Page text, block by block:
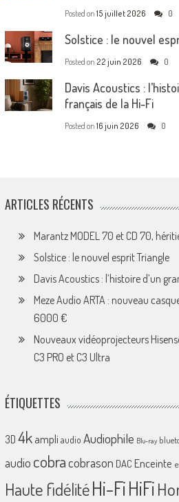
Posted on 15 juillet 2026 0
Solstice : le nouvel
Posted on 22 juin 2026 0
Davis Acoustics :
français de la Hi-Fi
Posted on 16 juin 2026 0
ARTICLES RÉCENTS
Marantz MODEL 70 et CD 70,
Solstice : le nouvel esprit Triangle
Davis Acoustics : l’histoire d’un
Meze Audio ARTA : nouveau
6000 €
Nouveaux vidéoprojecteurs
C3 PRO et C3 Ultra
ÉTIQUETTES
3D 4k ampliaudio Audiophile Blu-ray
audio cobracobrason DAC Enceinte
Haute fidélitéHi-FiHiFi